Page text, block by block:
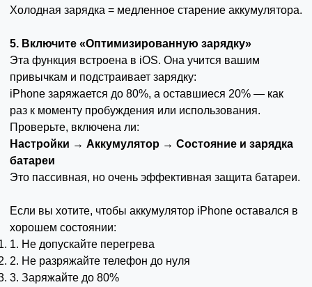
Холодная зарядка = медленное старение аккумулятора.
5. Включите «Оптимизированную зарядку»
Эта функция встроена в iOS. Она учится вашим
привычкам и подстраивает зарядку:
iPhone заряжается до 80%, а оставшиеся 20% — как
раз к моменту пробуждения или использования.
Проверьте, включена ли:
Настройки → Аккумулятор → Состояние и зарядка
батареи
Это пассивная, но очень эффективная защита батареи.
Если вы хотите, чтобы аккумулятор iPhone оставался в
хорошем состоянии:
1. Не допускайте перегрева
2. Не разряжайте телефон до нуля
3. Заряжайте до 80%